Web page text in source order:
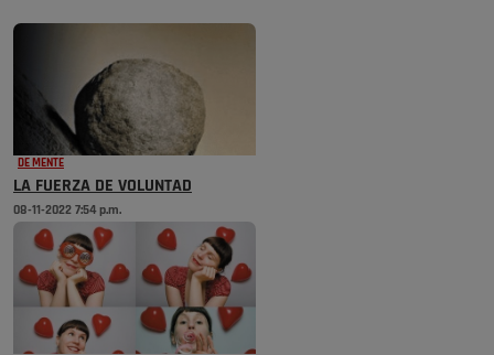
DE MENTE
LA FUERZA DE VOLUNTAD
08-11-2022 7:54 p.m.